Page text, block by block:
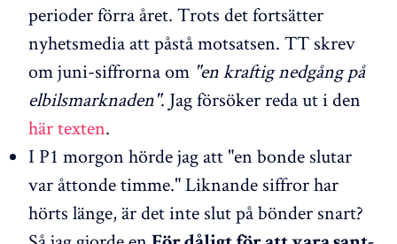
perioder förra året. Trots det fortsätter
nyhetsmedia att påstå motsatsen. TT skrev
om juni-siffrorna om "en kraftig nedgång på
elbilsmarknaden". Jag försöker reda ut i den
här texten.
I P1 morgon hörde jag att "en bonde slutar
var åttonde timme." Liknande siffror har
hörts länge, är det inte slut på bönder snart?